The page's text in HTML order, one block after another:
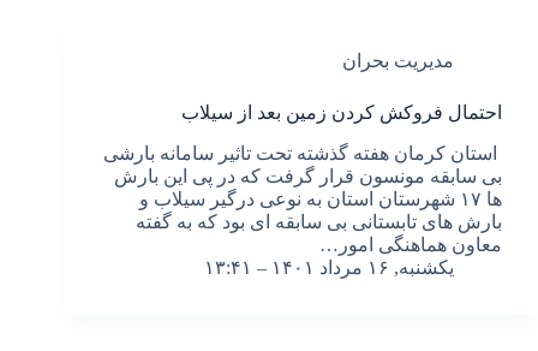
مدیریت بحران
احتمال فروکش کردن زمین بعد از سیلاب
استان کرمان هفته گذشته تحت تاثیر سامانه بارشی
بی سابقه مونسون قرار گرفت که در پی این بارش
ها ۱۷ شهرستان استان به نوعی درگیر سیلاب و
بارش های تابستانی بی سابقه ای بود که به گفته
معاون هماهنگی امور…
یکشنبه, ۱۶ مرداد ۱۴۰۱ – ۱۳:۴۱